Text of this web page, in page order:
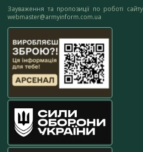
Зауваження та пропозиції по роботі
webmaster@armyinform.com.ua